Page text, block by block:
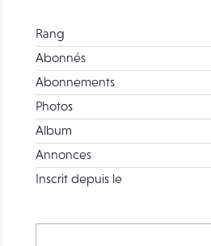
Rang
Abonnés
Abonnements
Photos
Album
Annonces
Inscrit depuis le